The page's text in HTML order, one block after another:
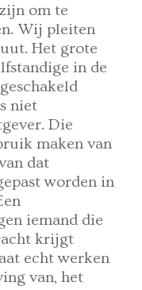
om te
Wij pleiten
Het grote
in de
niet
Die
maken van
dat
worden in
iemand die
krijgt
echt werken
van, het